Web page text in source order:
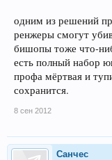
одним из решений
ренжеры смогут
бишопы тоже что-
есть полный набор
профа мёртвая и
сохранится.
8 сен 2012
Санчес